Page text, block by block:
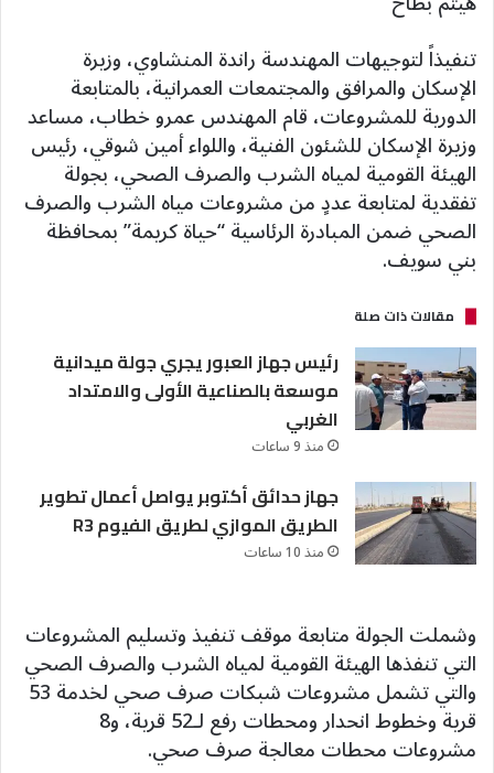
تنفيذاً لتوجيهات المهندسة راندة المنشاوي، وزيرة
الإسكان والمرافق والمجتمعات العمرانية، بالمتابعة
الدورية للمشروعات، قام المهندس عمرو خطاب، مساعد
وزيرة الإسكان للشئون الفنية، واللواء أمين شوقي، رئيس
الهيئة القومية لمياه الشرب والصرف الصحي، بجولة
تفقدية لمتابعة عددٍ من مشروعات مياه الشرب والصرف
الصحي ضمن المبادرة الرئاسية “حياة كريمة” بمحافظة
بني سويف.
مقالات ذات صلة
رئيس جهاز العبور يجري جولة ميدانية
موسعة بالصناعية الأولى والامتداد
الغربي
منذ 9 ساعات
جهاز حدائق أكتوبر يواصل أعمال تطوير
الطريق الموازي لطريق الفيوم R3
منذ 10 ساعات
وشملت الجولة متابعة موقف تنفيذ وتسليم المشروعات
التي تنفذها الهيئة القومية لمياه الشرب والصرف الصحي
والتي تشمل مشروعات شبكات صرف صحي لخدمة 53
قرية وخطوط انحدار ومحطات رفع لـ52 قرية، و8
مشروعات محطات معالجة صرف صحي.